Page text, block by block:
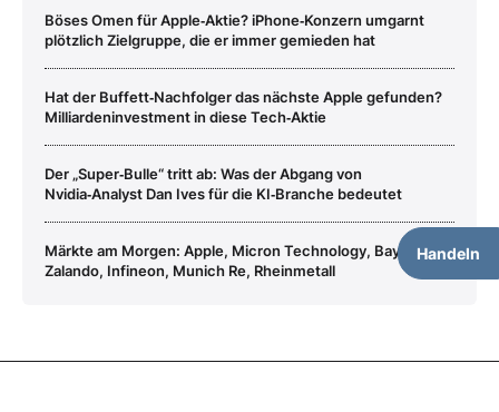
Handeln
Böses Omen für Apple‑Aktie? iPhone‑Konzern umgarnt
plötzlich Zielgruppe, die er immer gemieden hat
Hat der Buffett‑Nachfolger das nächste Apple gefunden?
Milliardeninvestment in diese Tech‑Aktie
Der „Super‑Bulle“ tritt ab: Was der Abgang von
Nvidia‑Analyst Dan Ives für die KI‑Branche bedeutet
Märkte am Morgen: Apple, Micron Technology, Bayer,
Zalando, Infineon, Munich Re, Rheinmetall